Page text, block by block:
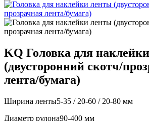
KQ Головка для
(двусторонний скотч/
лента/бумага)
Ширина ленты5-35 / 20-60 / 20-80 мм
Диаметр рулона90-400 мм